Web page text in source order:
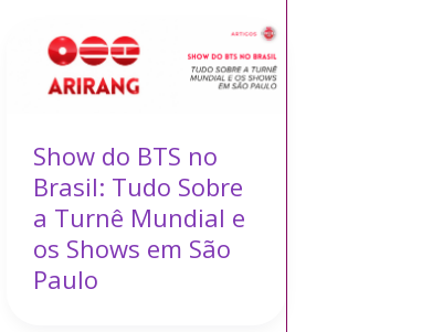
Show do BTS no
Brasil: Tudo Sobre
a Turnê Mundial e
os Shows em São
Paulo